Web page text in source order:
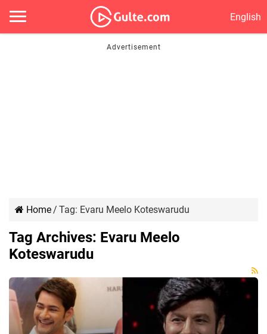
English
Home/ Tag: Evaru Meelo Koteswarudu
Tag Archives: Evaru Meelo
Koteswarudu